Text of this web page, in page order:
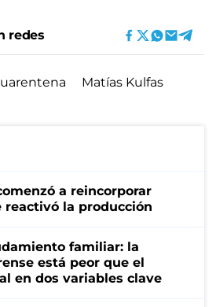
redes
Matías Kulfas
a reincorporar
reactivó la producción
familiar: la
está peor que el
en dos variables clave